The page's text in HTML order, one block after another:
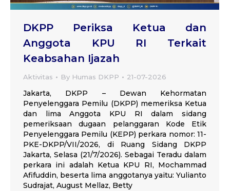
DKPP Periksa Ketua dan
Anggota KPU RI Terkait
Keabsahan Ijazah
Aktivitas By Humas DKPP 21-07-2026
Jakarta, DKPP – Dewan Kehormatan
Penyelenggara Pemilu (DKPP) memeriksa Ketua
dan lima Anggota KPU RI dalam sidang
pemeriksaan dugaan pelanggaran Kode Etik
Penyelenggara Pemilu (KEPP) perkara nomor: 11-
PKE-DKPP/VII/2026, di Ruang Sidang DKPP
Jakarta, Selasa (21/7/2026). Sebagai Teradu dalam
perkara ini adalah Ketua KPU RI, Mochammad
Afifuddin, beserta lima anggotanya yaitu: Yulianto
Sudrajat, August Mellaz, Betty